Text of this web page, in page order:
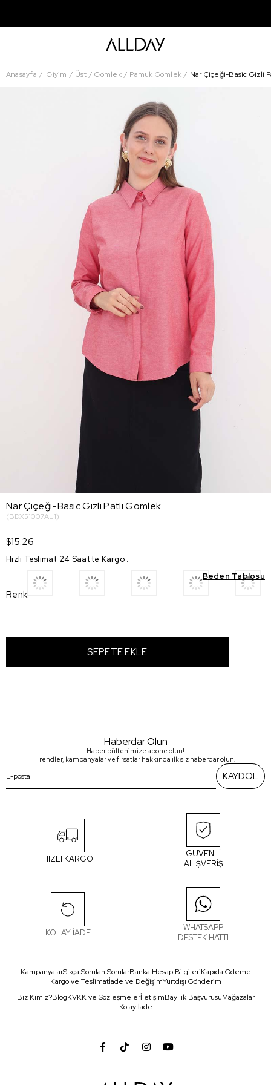
Anasayfa Giyim Üst Gömlek Pamuk Gömlek Nar Çiçeği-Basic Gizli
Nar Çiçeği-Basic Gizli Patlı Gömlek
(BDX51007AL1)
$15.26
Hızlı Teslimat 24 Saatte Kargo :
Beden Tablosu
Renk
Haberdar Olun
Haber bültenimize abone olun!
Trendler, kampanyalar ve fırsatlar hakkında ilk siz haberdar olun!
KAYDOL
HIZLI KARGO
GÜVENLİ
ALIŞVERİŞ
KOLAY İADE
WHATSAPP
DESTEK HATTI
KampanyalarSıkça Sorulan SorularBanka Hesap BilgileriKapıda Ödeme
Kargo ve Teslimatİade ve DeğişimYurtdışı Gönderim
Biz Kimiz?BlogKVKK ve SözleşmelerİletişimBayilik BaşvurusuMağazalar
Kolay İade